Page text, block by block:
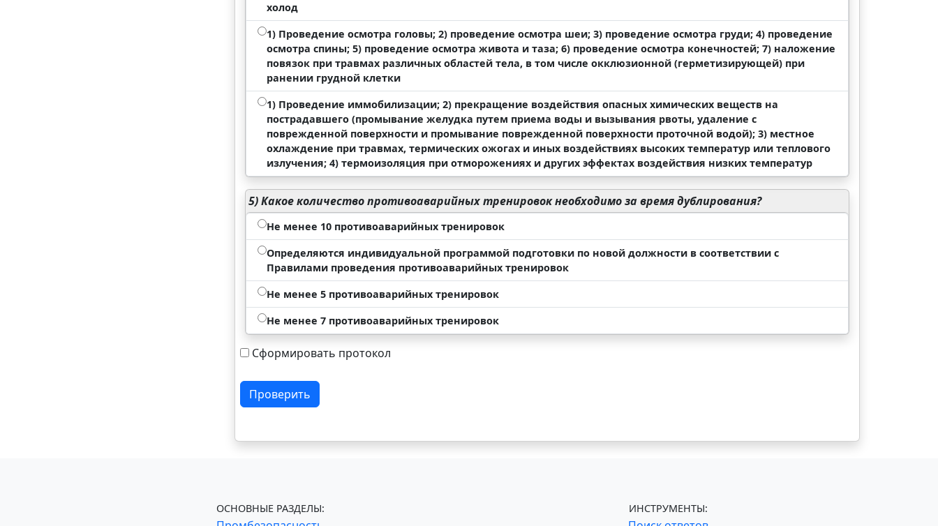
холод
1) Проведение осмотра головы; 2) проведение осмотра шеи; 3) проведение осмотра груди; 4) проведение
осмотра спины; 5) проведение осмотра живота и таза; 6) проведение осмотра конечностей; 7) наложение
повязок при травмах различных областей тела, в том числе окклюзионной (герметизирующей) при
ранении грудной клетки
1) Проведение иммобилизации; 2) прекращение воздействия опасных химических веществ на
пострадавшего (промывание желудка путем приема воды и вызывания рвоты, удаление с
поврежденной поверхности и промывание поврежденной поверхности проточной водой); 3) местное
охлаждение при травмах, термических ожогах и иных воздействиях высоких температур или теплового
излучения; 4) термоизоляция при отморожениях и других эффектах воздействия низких температур
5)Какое количество противоаварийных тренировок необходимо за время дублирования?
Не менее 10 противоаварийных тренировок
Определяются индивидуальной программой подготовки по новой должности в соответствии с
Правилами проведения противоаварийных тренировок
Не менее 5 противоаварийных тренировок
Не менее 7 противоаварийных тренировок
Сформировать протокол
Проверить
ОСНОВНЫЕ РАЗДЕЛЫ: ИНСТРУМЕНТЫ: